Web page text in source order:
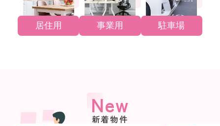
居住用 事業用 駐車場
New
新着物件